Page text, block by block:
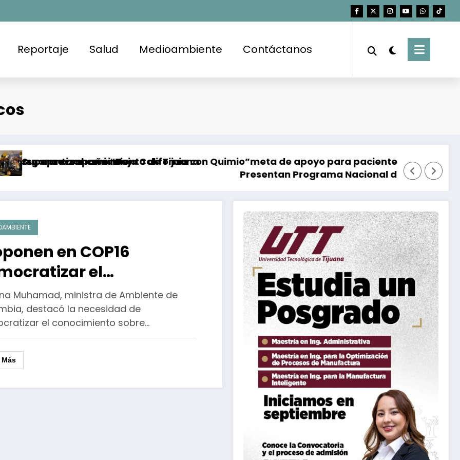
Reportaje Salud Medioambiente Contáctanos
crecimiento de Tijuana
campaña “Baja California con Quimio”meta de apoyo para pacientes oncológicos
Presentan Programa Nacional de Áreas Naturales
El día
en COP16
el
sobre
genéticos
Muhamad, ministra de Ambiente de
destacó la necesidad de
el conocimiento sobre…
Más